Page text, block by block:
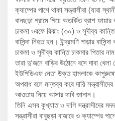
ক্যাম্পের পাশে থাকা সন্ত্রাসীরা (যারা
বানছড়া গ্রামে গিয়ে অতর্কিত ব্রাশ
চাকমা ওরফে রিঝাং (৩০) ও সুদীব্য
বাসিন্দা নিহত হন। ইন্দ্রমণি পাড়ার
চাকমা ও সুদীব্য কান্তি চাকমার পিতার
তারা দু’জনে বাড়ির উঠোনে বসে দাবা খেলা
ইউপিডিএফ নেতা উক্ত হামলাকে
অপরাধ বলে মন্তব্য করে দায়ি
আওতায় নিয়ে আসার দাবি জানান।
তিনি এসব কুখ্যাত ও দাগি সন্ত্রাসীদের
সন্ত্রাসীরা বাবুছড়া বাজারে ও ক্যাম্পের